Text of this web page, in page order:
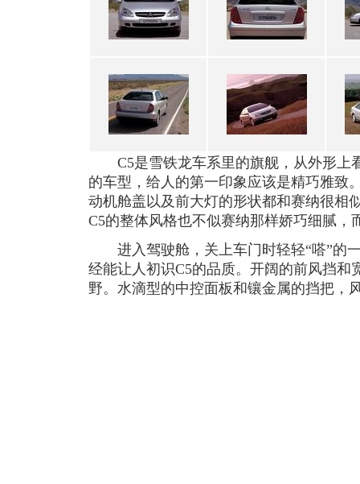
C5是雪铁龙车系里的旗舰，从外形上
的车型，给人的第一印象应该是精巧雅致
动机舱盖以及前大灯的形状都和赛纳很相
C5的整体风格也不似赛纳那样娇巧细腻，
进入驾驶舱，关上车门时轻轻“嗒”的
经能让人初识C5的品质。开阔的前风挡和
野。水滴型的中控面板和镶金属的挡把，